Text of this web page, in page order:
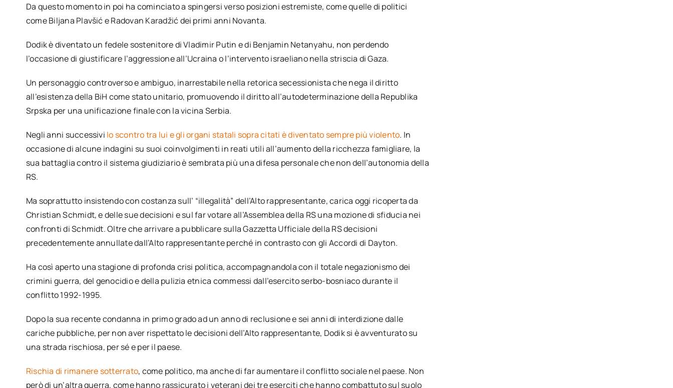
Da questo momento in poi ha cominciato a spingersi verso posizioni estremiste, come quelle di politici
come Biljana Plavšić e Radovan Karadžić dei primi anni Novanta.
Dodik è diventato un fedele sostenitore di Vladimir Putin e di Benjamin Netanyahu, non perdendo
l’occasione di giustificare l’aggressione all’Ucraina o l’intervento israeliano nella striscia di Gaza.
Un personaggio controverso e ambiguo, inarrestabile nella retorica secessionista che nega il diritto
all’esistenza della BiH come stato unitario, promuovendo il diritto all’autodeterminazione della Republika
Srpska per una unificazione finale con la vicina Serbia.
Negli anni successivi lo scontro tra lui e gli organi statali sopra citati è diventato sempre più violento. In
occasione di alcune indagini su suoi coinvolgimenti in reati utili all’aumento della ricchezza famigliare, la
sua battaglia contro il sistema giudiziario è sembrata più una difesa personale che non dell’autonomia della
RS.
Ma soprattutto insistendo con costanza sull’ “illegalità” dell’Alto rappresentante, carica oggi ricoperta da
Christian Schmidt, e delle sue decisioni e sul far votare all’Assemblea della RS una mozione di sfiducia nei
confronti di Schmidt. Oltre che arrivare a pubblicare sulla Gazzetta Ufficiale della RS decisioni
precedentemente annullate dall’Alto rappresentante perché in contrasto con gli Accordi di Dayton.
Ha così aperto una stagione di profonda crisi politica, accompagnandola con il totale negazionismo dei
crimini guerra, del genocidio e della pulizia etnica commessi dall’esercito serbo-bosniaco durante il
conflitto 1992-1995.
Dopo la sua recente condanna in primo grado ad un anno di reclusione e sei anni di interdizione dalle
cariche pubbliche, per non aver rispettato le decisioni dell’Alto rappresentante, Dodik si è avventurato su
una strada rischiosa, per sé e per il paese.
Rischia di rimanere sotterrato, come politico, ma anche di far aumentare il conflitto sociale nel paese. Non
però di un’altra guerra, come hanno rassicurato i veterani dei tre eserciti che hanno combattuto sul suolo